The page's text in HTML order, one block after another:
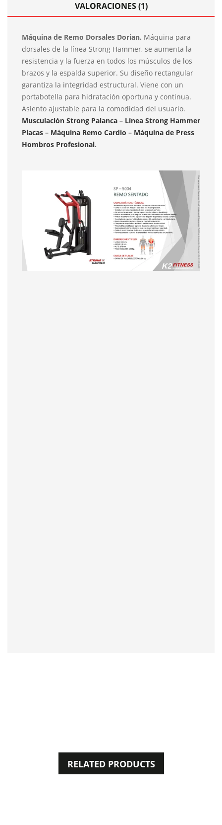
VALORACIONES (1)
Máquina de Remo Dorsales Dorian. Máquina para
dorsales de la línea Strong Hammer, se aumenta la
resistencia y la fuerza en todos los músculos de los
brazos y la espalda superior. Su diseño rectangular
garantiza la integridad estructural. Viene con un
portabotella para hidratación oportuna y continua.
Asiento ajustable para la comodidad del usuario.
Musculación Strong Palanca – Línea Strong Hammer
Placas – Máquina Remo Cardio – Máquina de Press
Hombros Profesional.
RELATED PRODUCTS